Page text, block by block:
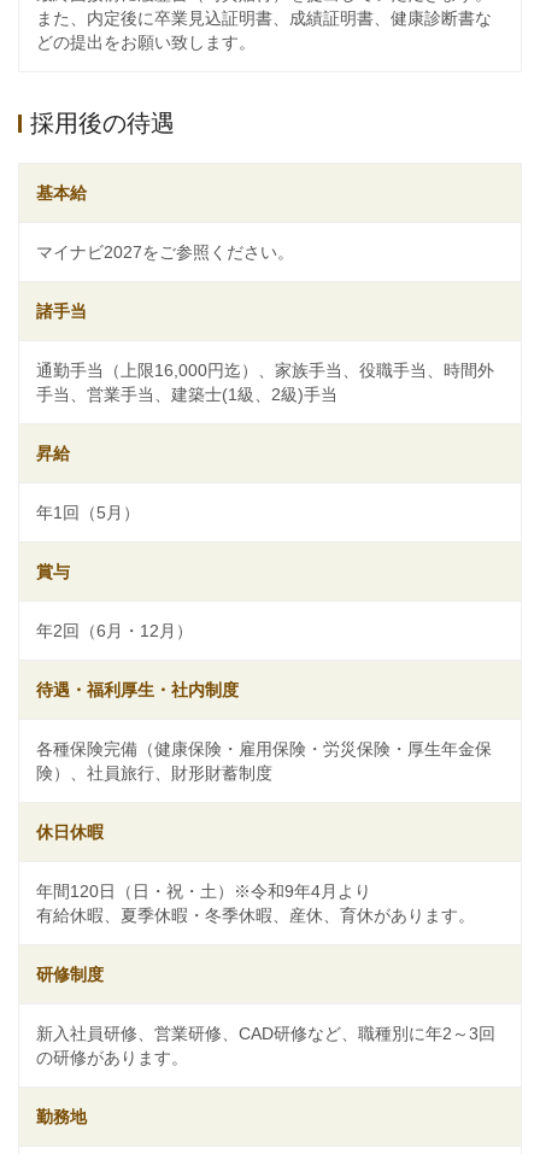
また、内定後に卒業見込証明書、成績証明書、健康診断書な
どの提出をお願い致します。
採用後の待遇
基本給
マイナビ2027をご参照ください。
諸手当
通勤手当（上限16,000円迄）、家族手当、役職手当、時間外
手当、営業手当、建築士(1級、2級)手当
昇給
年1回（5月）
賞与
年2回（6月・12月）
待遇・福利厚生・社内制度
各種保険完備（健康保険・雇用保険・労災保険・厚生年金保
険）、社員旅行、財形財蓄制度
休日休暇
年間120日（日・祝・土）※令和9年4月より
有給休暇、夏季休暇・冬季休暇、産休、育休があります。
研修制度
新入社員研修、営業研修、CAD研修など、職種別に年2～3回
の研修があります。
勤務地